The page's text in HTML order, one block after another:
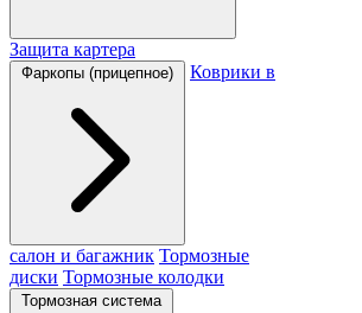
Защита картера
Фаркопы (прицепное) Коврики в
салон и багажник Тормозные
диски Тормозные колодки
Тормозная система